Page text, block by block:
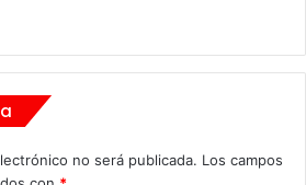
no será publicada. Los campos